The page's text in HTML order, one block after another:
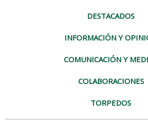
DESTACADOS
INFORMACIÓN Y
COMUNICACIÓN Y
COLABORACIONES
TORPEDOS